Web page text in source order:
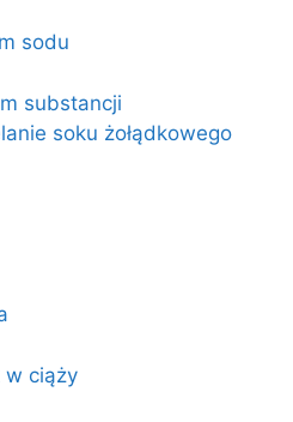
sodu
substancji
soku żołądkowego
w ciąży